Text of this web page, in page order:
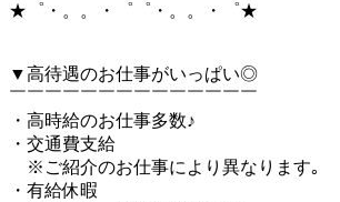
★゜・。。・゜゜・。。・゜★
▼高待遇のお仕事がいっぱい◎
￣￣￣￣￣￣￣￣￣￣￣￣￣￣
・高時給のお仕事多数♪
・交通費支給
※ご紹介のお仕事により異なります｡
・有給休暇